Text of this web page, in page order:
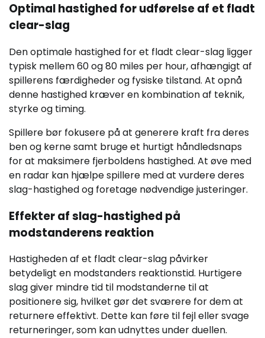
Optimal hastighed for udførelse af et fladt
clear-slag
Den optimale hastighed for et fladt clear-slag ligger
typisk mellem 60 og 80 miles per hour, afhængigt af
spillerens færdigheder og fysiske tilstand. At opnå
denne hastighed kræver en kombination af teknik,
styrke og timing.
Spillere bør fokusere på at generere kraft fra deres
ben og kerne samt bruge et hurtigt håndledsnaps
for at maksimere fjerboldens hastighed. At øve med
en radar kan hjælpe spillere med at vurdere deres
slag-hastighed og foretage nødvendige justeringer.
Effekter af slag-hastighed på
modstanderens reaktion
Hastigheden af et fladt clear-slag påvirker
betydeligt en modstanders reaktionstid. Hurtigere
slag giver mindre tid til modstanderne til at
positionere sig, hvilket gør det sværere for dem at
returnere effektivt. Dette kan føre til fejl eller svage
returneringer, som kan udnyttes under duellen.